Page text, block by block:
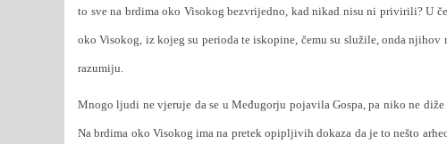
to sve na brdima oko Visokog bezvrijedno, kad nikad nisu ni privirili? U
oko Visokog, iz kojeg su perioda te iskopine, čemu su služile, onda
razumiju.
Mnogo ljudi ne vjeruje da se u Međugorju pojavila Gospa, pa niko ne
Na brdima oko Visokog ima na pretek opipljivih dokaza da je to nešto